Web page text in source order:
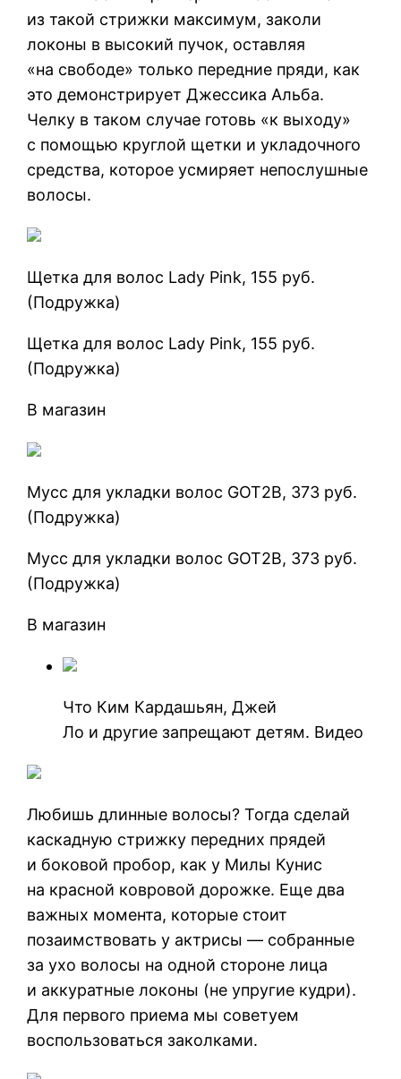
из такой стрижки максимум, заколи
локоны в высокий пучок, оставляя
«на свободе» только передние пряди, как
это демонстрирует Джессика Альба.
Челку в таком случае готовь «к выходу»
с помощью круглой щетки и укладочного
средства, которое усмиряет непослушные
волосы.
Щетка для волос Lady Pink, 155 руб.
(Подружка)
Щетка для волос Lady Pink, 155 руб.
(Подружка)
В магазин
Мусс для укладки волос GOT2B, 373 руб.
(Подружка)
Мусс для укладки волос GOT2B, 373 руб.
(Подружка)
В магазин
Что Ким Кардашьян, Джей
Ло и другие запрещают детям. Видео
Любишь длинные волосы? Тогда сделай
каскадную стрижку передних прядей
и боковой пробор, как у Милы Кунис
на красной ковровой дорожке. Еще два
важных момента, которые стоит
позаимствовать у актрисы — собранные
за ухо волосы на одной стороне лица
и аккуратные локоны (не упругие кудри).
Для первого приема мы советуем
воспользоваться заколками.